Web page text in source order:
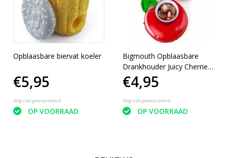
Opblaasbare biervat koeler
€5,95
Nog niet gewaardeerd
OP VOORRAAD
Bigmouth Opblaasbare
Drankhouder Juicy Cherries
3-pack
€4,95
Nog niet gewaardeerd
OP VOORRAAD